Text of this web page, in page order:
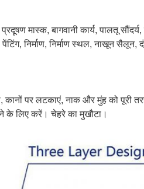
मास्क, बागवानी कार्य, पालतू
पेंटिंग, निर्माण, निर्माण स्थल, नाखून
कानों पर लटकाएं, नाक और मुंह को पूरी
के लिए करें। चेहरे का मुखौटा।